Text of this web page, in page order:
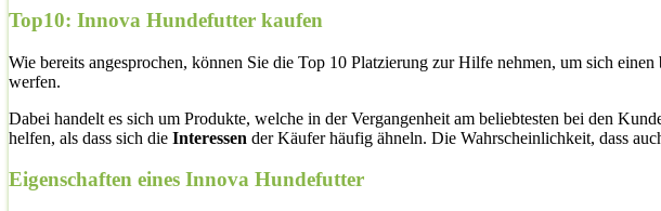
Top10: Innova Hundefutter kaufen
Wie bereits angesprochen, können Sie die Top 10 Platzierung zur Hilfe nehmen, um sich
werfen.
Dabei handelt es sich um Produkte, welche in der Vergangenheit am beliebtesten bei den
helfen, als dass sich die Interessen der Käufer häufig ähneln. Die Wahrscheinlichkeit, dass
Eigenschaften eines Innova Hundefutter